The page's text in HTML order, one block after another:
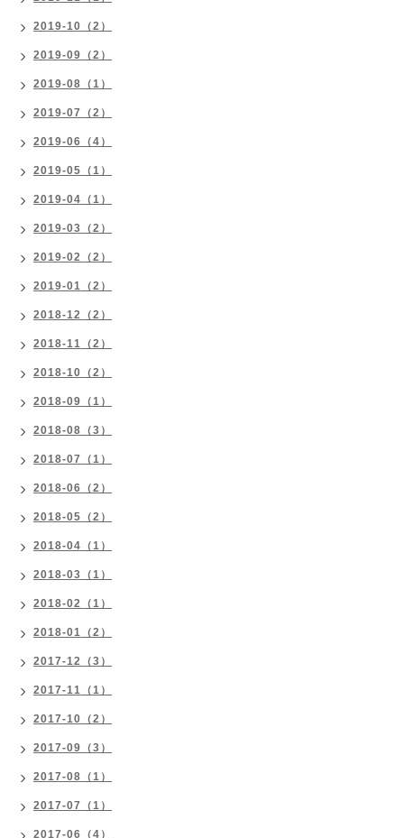
2019-10（2）
2019-09（2）
2019-08（1）
2019-07（2）
2019-06（4）
2019-05（1）
2019-04（1）
2019-03（2）
2019-02（2）
2019-01（2）
2018-12（2）
2018-11（2）
2018-10（2）
2018-09（1）
2018-08（3）
2018-07（1）
2018-06（2）
2018-05（2）
2018-04（1）
2018-03（1）
2018-02（1）
2018-01（2）
2017-12（3）
2017-11（1）
2017-10（2）
2017-09（3）
2017-08（1）
2017-07（1）
2017-06（4）